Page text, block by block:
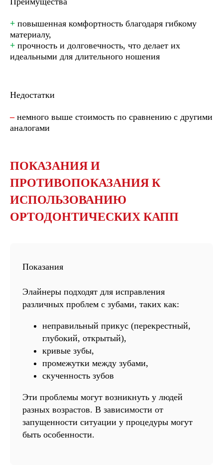
+ повышенная комфортность благодаря гибкому
материалу,
+ прочность и долговечность, что делает их
идеальными для длительного ношения
Недостатки
– немного выше стоимость по сравнению с другими
аналогами
ПОКАЗАНИЯ И
ПРОТИВОПОКАЗАНИЯ К
ИСПОЛЬЗОВАНИЮ
ОРТОДОНТИЧЕСКИХ КАПП
Показания
Элайнеры подходят для исправления
различных проблем с зубами, таких как:
неправильный прикус (перекрестный,
глубокий, открытый),
кривые зубы,
промежутки между зубами,
скученность зубов
Эти проблемы могут возникнуть у людей
разных возрастов. В зависимости от
запущенности ситуации у процедуры могут
быть особенности.